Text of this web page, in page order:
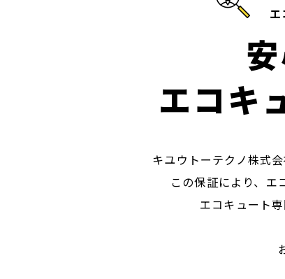
エ
エコキ
キユウトーテクノ株式
この保証により、エ
エコキュート